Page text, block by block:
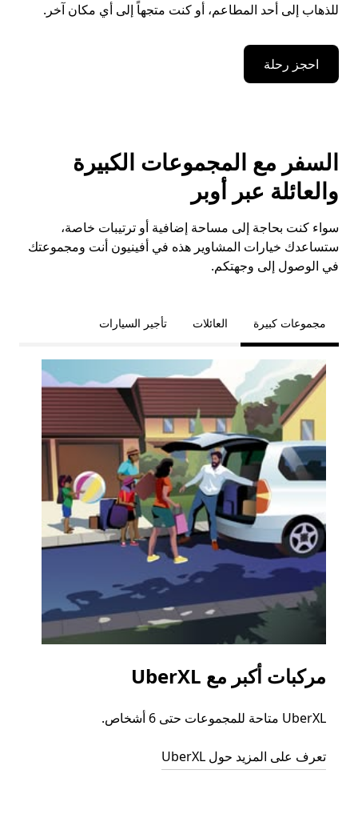
للذهاب إلى أحد المطاعم، أو كنت متجهاً إلى أي مكان آخر.
احجز رحلة
السفر مع المجموعات الكبيرة
والعائلة عبر أوبر
سواء كنت بحاجة إلى مساحة إضافية أو ترتيبات خاصة،
ستساعدك خيارات المشاوير هذه في أفينيون أنت ومجموعتك
في الوصول إلى وجهتكم.
مجموعات كبيرة العائلات تأجير السيارات
مركبات أكبر مع UberXL
UberXL متاحة للمجموعات حتى 6 أشخاص.
تعرف على المزيد حول UberXL